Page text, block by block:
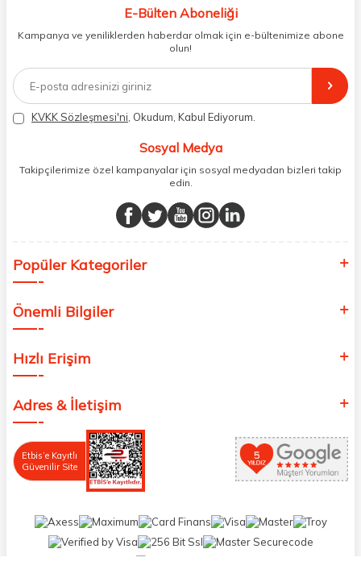
paketliyoruz. Herhangi bir durumdan dolayı olumsuz olarak geri
müşteri temsilcilerimiz aracılığı ile gerekli tüm desteği sağlıyoruz.
2017 yılından bugüne, yüzlerce marka ve binlerce ürün seçeneğini
doğrudan markalardan ya da markaların yetkili Türkiye
distribütörlerinden faturalı olarak tedarik ediyor ve müşterilerimize
aynı şekilde faturalı ve orijinal ambalajlarda gönderim sağlıyoruz.
Paketleme sürecinde geri dönüştürülebilir malzemeler kullanarak
atık oranımızı en aza indiriyor ve daha yaşanabilir bir dünya
E-Bülten Aboneliği
Kampanya ve yeniliklerden haberdar olmak için e-bültenimize abone
olun!
KVKK Sözleşmesi'ni , Okudum, Kabul Ediyorum.
Sosyal Medya
Takipçilerimize özel kampanyalar için sosyal medyadan bizleri takip
edin.
Popüler Kategoriler
Önemli Bilgiler
Hızlı Erişim
Adres & İletişim
Etbis’e Kayıtlı
Güvenilir Site